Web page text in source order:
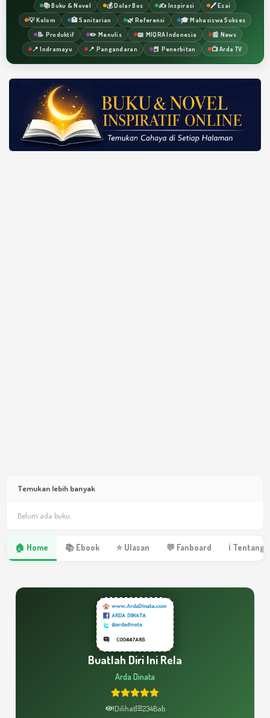
📚 Buku & Novel 💰 Dolar Bos ✍️ Inspirasi
🖊️ Esai
💡 Kolom
🏥 Sanitarian 🌿 Referensi
🎓 Mahasiswa Sukses
📝 Produktif
✏️ Menulis 📖 MIQRA Indonesia
📰 News
📍 Indramayu
📍 Pangandaran 📕 Penerbitan 📺 Arda TV
Temukan lebih banyak
Belum ada buku.
🏠 Home 📚 Ebook ⭐ Ulasan 💬 Fanboard ℹ Tentang
Buatlah Diri Ini Rela
Arda Dinata
1Dilihat 234Bab